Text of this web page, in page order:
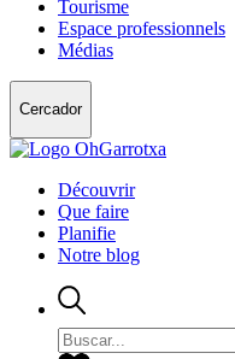
Tourisme
Espace professionnels
Médias
Cercador
Découvrir
Que faire
Planifie
Notre blog